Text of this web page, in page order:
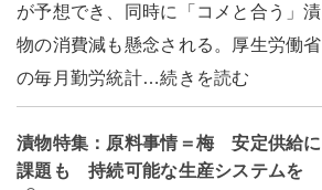
が予想でき、同時に「コメと合う」漬
物の消費減も懸念される。厚生労働省
の毎月勤労統計…続きを読む
漬物特集：原料事情＝梅 安定供給に
課題も 持続可能な生産システムを